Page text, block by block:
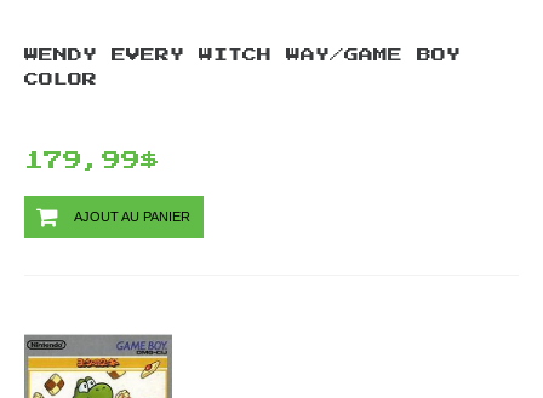
WENDY EVERY WITCH WAY/GAME BOY
COLOR
179,99$
AJOUT AU PANIER